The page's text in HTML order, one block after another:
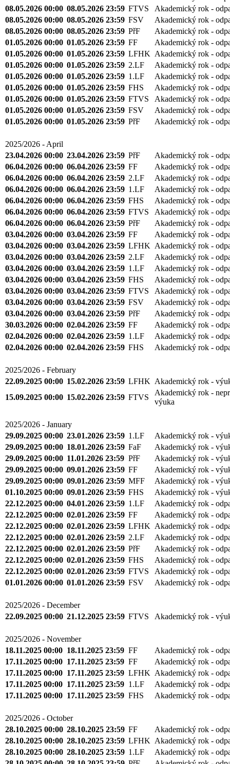
08.05.2026 00:00 08.05.2026 23:59 2.LF
Akademický rok -
08.05.2026 00:00 08.05.2026 23:59 1.LF
Akademický rok -
08.05.2026 00:00 08.05.2026 23:59 FHS
Akademický rok -
08.05.2026 00:00 08.05.2026 23:59 FTVS
Akademický rok -
08.05.2026 00:00 08.05.2026 23:59 FSV
Akademický rok -
08.05.2026 00:00 08.05.2026 23:59 PřF
Akademický rok -
01.05.2026 00:00 01.05.2026 23:59 FF
Akademický rok -
01.05.2026 00:00 01.05.2026 23:59 LFHK
Akademický rok -
01.05.2026 00:00 01.05.2026 23:59 2.LF
Akademický rok -
01.05.2026 00:00 01.05.2026 23:59 1.LF
Akademický rok -
01.05.2026 00:00 01.05.2026 23:59 FHS
Akademický rok -
01.05.2026 00:00
01.05.2026 00:00 01.05.2026 23:59 PřF Akademický rok -
2025/2026 - April
23.04.2026 00:00 23.04.2026 23:59 PřF
Akademický rok -
06.04.2026 00:00 06.04.2026 23:59 FF
Akademický rok -
06.04.2026 00:00 06.04.2026 23:59 2.LF
Akademický rok -
06.04.2026 00:00 06.04.2026 23:59 1.LF
Akademický rok -
06.04.2026 00:00 06.04.2026 23:59 FHS
Akademický rok -
06.04.2026 00:00 06.04.2026 23:59 FTVS
Akademický rok -
06.04.2026 00:00 06.04.2026 23:59 PřF
Akademický rok -
03.04.2026 00:00 03.04.2026 23:59 FF
Akademický rok -
03.04.2026 00:00 03.04.2026 23:59 LFHK
Akademický rok -
03.04.2026 00:00 03.04.2026 23:59 2.LF
Akademický rok -
03.04.2026 00:00 03.04.2026 23:59 1.LF
Akademický rok -
03.04.2026 00:00 03.04.2026 23:59 FHS
Akademický rok -
03.04.2026 00:00 03.04.2026 23:59 FTVS
Akademický rok -
03.04.2026 00:00 03.04.2026 23:59 FSV
Akademický rok -
03.04.2026 00:00 03.04.2026 23:59 PřF
Akademický rok -
02.04.2026 00:00 02.04.2026 23:59
02.04.2026 00:00 02.04.2026 23:59 FHS Akademický rok -
15.09.2025 00:00 15.02.2026 23:59 FTVS
výuka
2025/2026 - January
29.09.2025 00:00 23.01.2026 23:59 1.LF
Akademický rok -
29.09.2025 00:00 18.01.2026 23:59 FaF
Akademický rok -
29.09.2025 00:00 11.01.2026 23:59 PřF
Akademický rok -
29.09.2025 00:00 09.01.2026 23:59 FF
Akademický rok -
29.09.2025 00:00 09.01.2026 23:59 MFF
Akademický rok -
01.10.2025 00:00 09.01.2026 23:59 FHS
Akademický rok -
22.12.2025 00:00 04.01.2026 23:59 1.LF
Akademický rok -
22.12.2025 00:00 02.01.2026 23:59 FF
Akademický rok -
22.12.2025 00:00 02.01.2026 23:59 LFHK
Akademický rok -
22.12.2025 00:00 02.01.2026 23:59 2.LF
Akademický rok -
22.12.2025 00:00 02.01.2026 23:59 PřF
Akademický rok -
22.12.2025 00:00 02.01.2026 23:59
01.01.2026 00:00 01.01.2026 23:59 FSV Akademický rok -
2025/2026 - December
22.09.2025 00:00 21.12.2025 23:59 FTVS Akademický rok -
2025/2026 - November
18.11.2025 00:00 18.11.2025 23:59 FF
Akademický rok -
17.11.2025 00:00 17.11.2025 23:59 FF
Akademický rok -
17.11.2025 00:00 17.11.2025 23:59
17.11.2025 00:00 17.11.2025 23:59 FHS Akademický rok -
2025/2026 - October